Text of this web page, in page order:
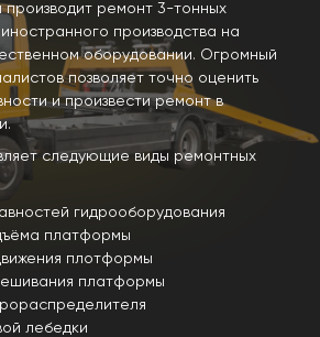
ремонт 3-тонных
производства на
оборудовании. Огромный
позволяет точно оценить
и произвести ремонт в
следующие виды ремонтных
гидрооборудования
платформы
плотформы
платформы
лебедки